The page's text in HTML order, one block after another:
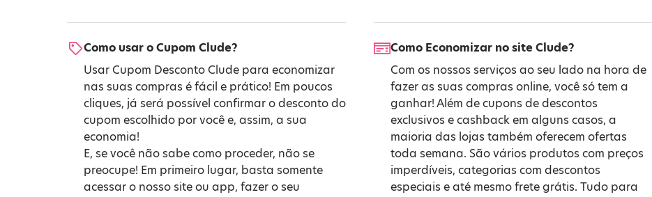
Como usar o Cupom Clude?
Usar Cupom Desconto Clude para economizar
nas suas compras é fácil e prático! Em poucos
cliques, já será possível confirmar o desconto do
cupom escolhido por você e, assim, a sua
economia!
E, se você não sabe como proceder, não se
preocupe! Em primeiro lugar, basta somente
acessar o nosso site ou app, fazer o seu
Como Economizar no site Clude?
Com os nossos serviços ao seu lado na hora de
fazer as suas compras online, você só tem a
ganhar! Além de cupons de descontos
exclusivos e cashback em alguns casos, a
maioria das lojas também oferecem ofertas
toda semana. São vários produtos com preços
imperdíveis, categorias com descontos
especiais e até mesmo frete grátis. Tudo para